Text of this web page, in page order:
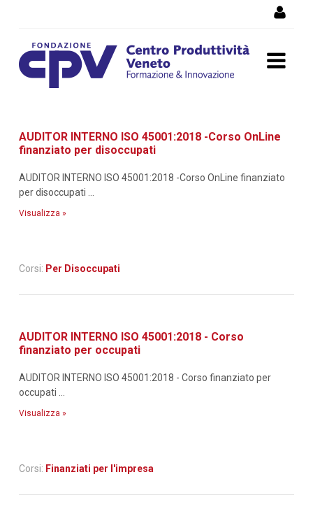
formazione
AUDITOR INTERNO ISO 45001:2018 -Corso OnLine
finanziato per disoccupati
AUDITOR INTERNO ISO 45001:2018 -Corso OnLine finanziato
per disoccupati ...
Visualizza »
Corsi: Per Disoccupati
AUDITOR INTERNO ISO 45001:2018 - Corso
finanziato per occupati
AUDITOR INTERNO ISO 45001:2018 - Corso finanziato per
occupati ...
Visualizza »
Corsi: Finanziati per l'impresa